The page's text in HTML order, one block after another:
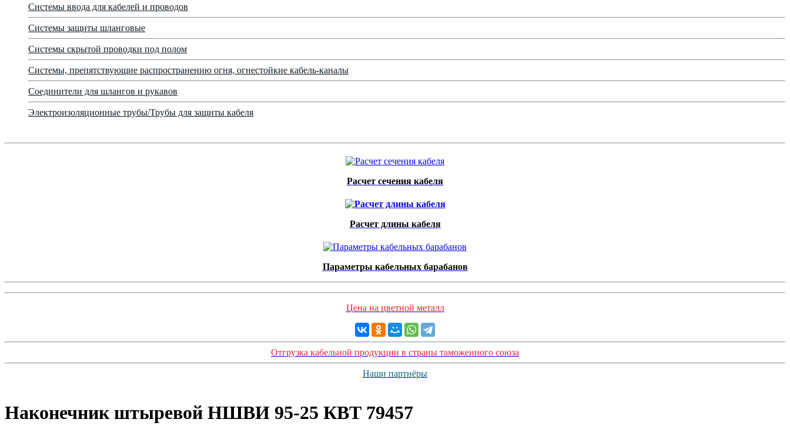
Системы ввода для кабелей и проводов
Системы защиты шланговые
Системы скрытой проводки под полом
Системы, препятствующие распространению огня, огнестойкие кабель-каналы
Соединители для шлангов и рукавов
Электроизоляционные трубы/Трубы для защиты кабеля
Расчет сечения кабеля
Расчет длины кабеля
Параметры кабельных барабанов
Цена на цветной металл
Отгрузка кабельной продукции в страны таможенного союза
Наши партнёры
Наконечник штыревой НШВИ 95-25 КВТ 79457